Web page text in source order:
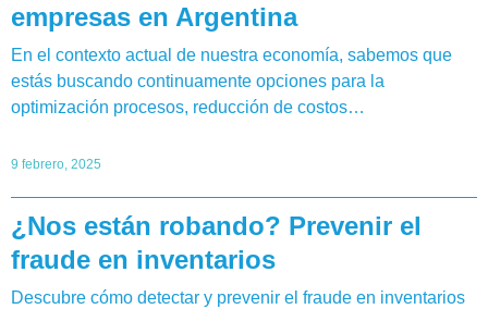
empresas en Argentina
En el contexto actual de nuestra economía, sabemos que
estás buscando continuamente opciones para la
optimización procesos, reducción de costos…
9 febrero, 2025
¿Nos están robando? Prevenir el
fraude en inventarios
Descubre cómo detectar y prevenir el fraude en inventarios